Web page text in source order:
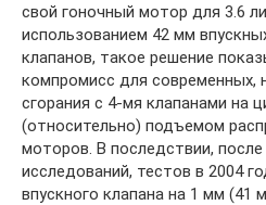
свой гоночный мотор для 3.6
использованием 42 мм
клапанов, такое решение
компромисс для современных,
сгорания с 4-мя клапанами на
(относительно) подъемом
моторов. В последствии,
исследований, тестов в 2004
впускного клапана на 1 мм (41